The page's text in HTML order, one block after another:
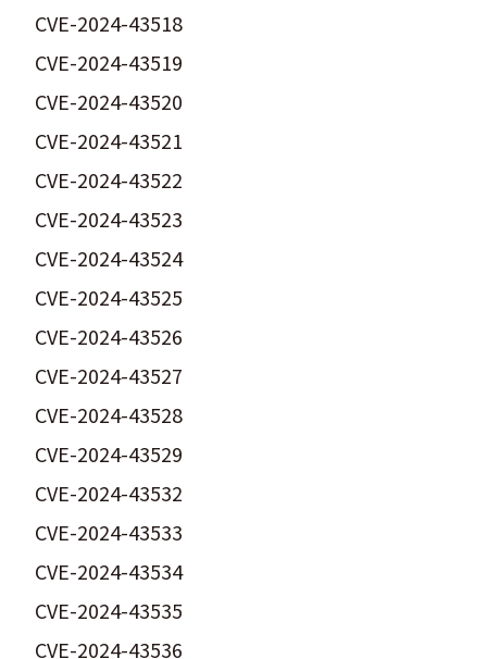
CVE-2024-43518
CVE-2024-43519
CVE-2024-43520
CVE-2024-43521
CVE-2024-43522
CVE-2024-43523
CVE-2024-43524
CVE-2024-43525
CVE-2024-43526
CVE-2024-43527
CVE-2024-43528
CVE-2024-43529
CVE-2024-43532
CVE-2024-43533
CVE-2024-43534
CVE-2024-43535
CVE-2024-43536